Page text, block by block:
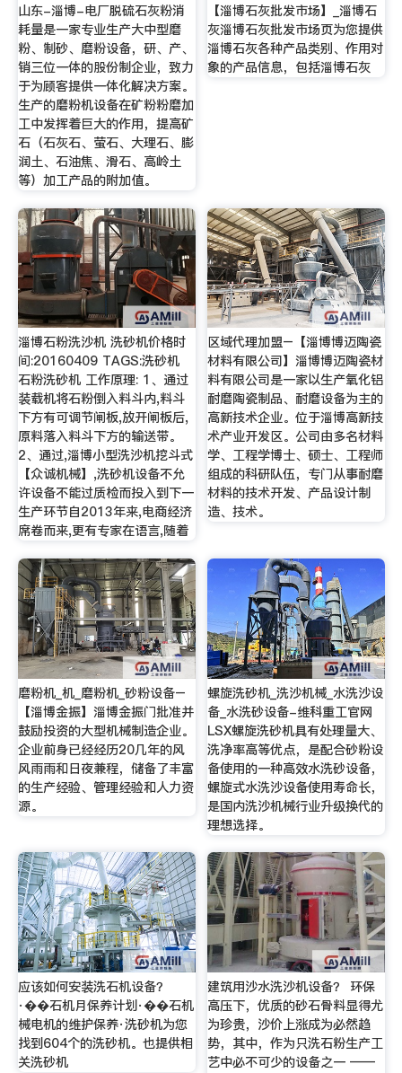
山东-淄博-电厂脱硫石灰粉消
耗量是一家专业生产大中型磨
粉、制砂、磨粉设备，研、产、
销三位一体的股份制企业，致力
于为顾客提供一体化解决方案。
生产的磨粉机设备在矿粉粉磨加
工中发挥着巨大的作用，提高矿
石（石灰石、萤石、大理石、膨
润土、石油焦、滑石、高岭土
等）加工产品的附加值。
【淄博石灰批发市场】_淄博石
灰淄博石灰批发市场页为您提供
淄博石灰各种产品类别、作用对
象的产品信息，包括淄博石灰
淄博石粉洗沙机 洗砂机价格时
间:20160409 TAGS:洗砂机
石粉洗砂机 工作原理: 1、通过
装载机将石粉倒入料斗内,料斗
下方有可调节闸板,放开闸板后,
原料落入料斗下方的输送带。
2、通过,淄博小型洗沙机挖斗式
【众诚机械】,洗砂机设备不允
许设备不能过质检而投入到下一
生产环节自2013年来,电商经济
席卷而来,更有专家在语言,随着
区域代理加盟–【淄博博迈陶瓷
材料有限公司】淄博博迈陶瓷材
料有限公司是一家以生产氧化铝
耐磨陶瓷制品、耐磨设备为主的
高新技术企业。位于淄博高新技
术产业开发区。公司由多名材料
学、工程学博士、硕士、工程师
组成的科研队伍，专门从事耐磨
材料的技术开发、产品设计制
造、技术。
磨粉机_机_磨粉机_砂粉设备–
【淄博金振】淄博金振门批准并
鼓励投资的大型机械制造企业。
企业前身已经经历20几年的风
风雨雨和日夜兼程，储备了丰富
的生产经验、管理经验和人力资
源。
螺旋洗砂机_洗沙机械_水洗沙设
备_水洗砂设备-维科重工官网
LSX螺旋洗砂机具有处理量大、
洗净率高等优点，是配合砂粉设
备使用的一种高效水洗砂设备，
螺旋式水洗沙设备使用寿命长，
是国内洗沙机械行业升级换代的
理想选择。
应该如何安装洗石机设备？
·��石机月保养计划·��石机
械电机的维护保养·洗砂机为您
找到604个的洗砂机。也提供相
关洗砂机
建筑用沙水洗沙机设备？ 环保
高压下，优质的砂石骨料显得尤
为珍贵，沙价上涨成为必然趋
势，其中，作为只洗石粉生产工
艺中必不可少的设备之一 ——